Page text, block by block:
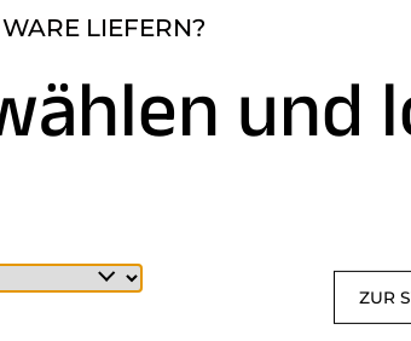
LIEFERN?
und
ZUR